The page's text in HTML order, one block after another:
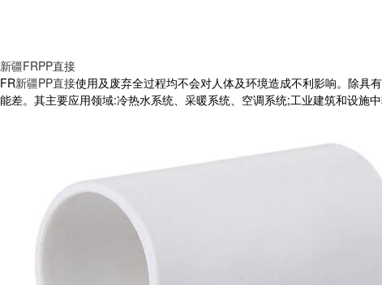
新疆FRPP直接
FR新疆PP直接使用及废弃全过程均不会对人体及环境造成不利影响。除具
能差。其主要应用领域:冷热水系统、采暖系统、空调系统;工业建筑和